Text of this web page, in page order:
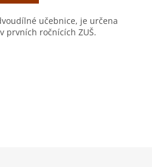
učebnice, je určena
prvních ročnících ZUŠ.